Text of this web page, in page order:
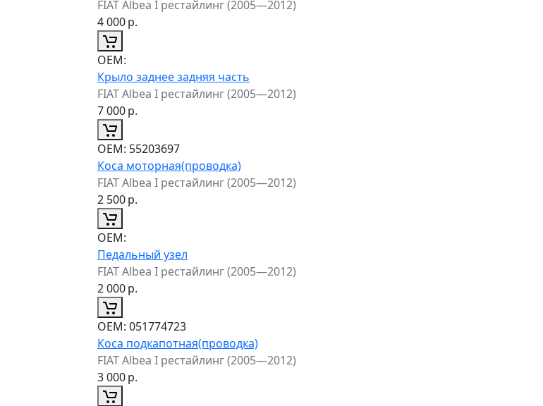
FIAT Albea I рестайлинг (2005—2012)
4 000р.
ОЕМ:
Крыло заднее задняя часть
FIAT Albea I рестайлинг (2005—2012)
7 000р.
ОЕМ: 55203697
Коса моторная(проводка)
FIAT Albea I рестайлинг (2005—2012)
2 500р.
ОЕМ:
Педальный узел
FIAT Albea I рестайлинг (2005—2012)
2 000р.
ОЕМ: 051774723
Коса подкапотная(проводка)
FIAT Albea I рестайлинг (2005—2012)
3 000р.